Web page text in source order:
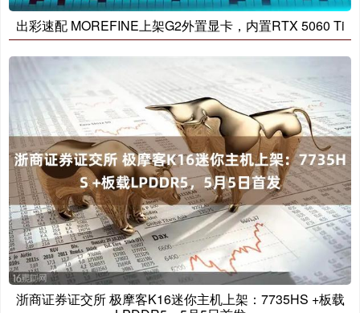
出彩速配 MOREFINE上架G2外置显卡，内置RTX 5060 Ti
浙商证券证交所 极摩客K16迷你主机上架：7735HS +板载